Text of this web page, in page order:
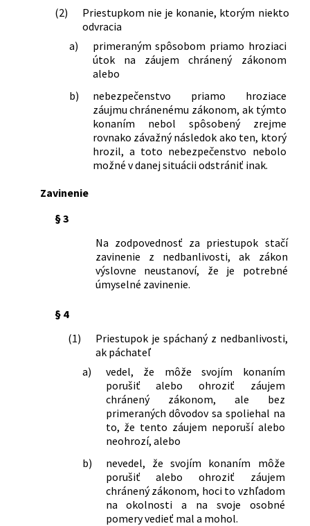
ďalších zákonov
250/1994 Z. z.
Zákon Národnej rady Slovenskej
republiky, ktorým sa mení a dopĺňa
zákon Slovenskej národnej rady č.
372/1990 Zb. o priestupkoch v znení
neskorších predpisov a zákon
Slovenskej národnej rady č. 564/1991
Zb. o obecnej polícii
202/1995 Z. z.
Zákon Národnej rady Slovenskej
republiky Devízový zákon a zákon,
ktorým sa mení a dopĺňa zákon
207/1995 Z. z.
republiky o civilnej službe a o zmene a
doplnení zákona Slovenskej národnej
rady č. 347/1990 Zb. o organizácii
ministerstiev a ostatných ústredných
zákona Slovenskej národnej rady č.
83/1991 Zb. o pôsobnosti orgánov
Slovenskej republiky pri zabezpečovaní
politiky zamestnanosti v znení
neskorších predpisov a zákona
Slovenskej národnej rady č. 372/1990
Zb. o priestupkoch v znení neskorších
predpisov
265/1995 Z. z.
Zákon Národnej rady Slovenskej
republiky, ktorým sa mení a dopĺňa
zákon Slovenskej národnej rady č.
100/1977 Zb. o hospodárení v lesoch a
štátnej správe lesného hospodárstva v
(2)
Priestupkom nie je konanie, ktorým niekto
odvracia
a)
primeraným spôsobom priamo hroziaci
útok na záujem chránený zákonom
alebo
b)
nebezpečenstvo priamo hroziace
záujmu chránenému zákonom, ak týmto
konaním nebol spôsobený zrejme
rovnako závažný následok ako ten, ktorý
hrozil, a toto nebezpečenstvo nebolo
možné v danej situácii odstrániť inak.
Zavinenie
§ 3
Na zodpovednosť za priestupok stačí
zavinenie z nedbanlivosti, ak zákon
výslovne neustanoví, že je potrebné
úmyselné zavinenie.
§ 4
(1)
Priestupok je spáchaný z nedbanlivosti,
ak páchateľ
a)
vedel, že môže svojím konaním
porušiť alebo ohroziť záujem
chránený zákonom, ale bez
primeraných dôvodov sa spoliehal na
to, že tento záujem neporuší alebo
neohrozí, alebo
b)
nevedel, že svojím konaním môže
porušiť alebo ohroziť záujem
chránený zákonom, hoci to vzhľadom
na okolnosti a na svoje osobné
pomery vedieť mal a mohol.